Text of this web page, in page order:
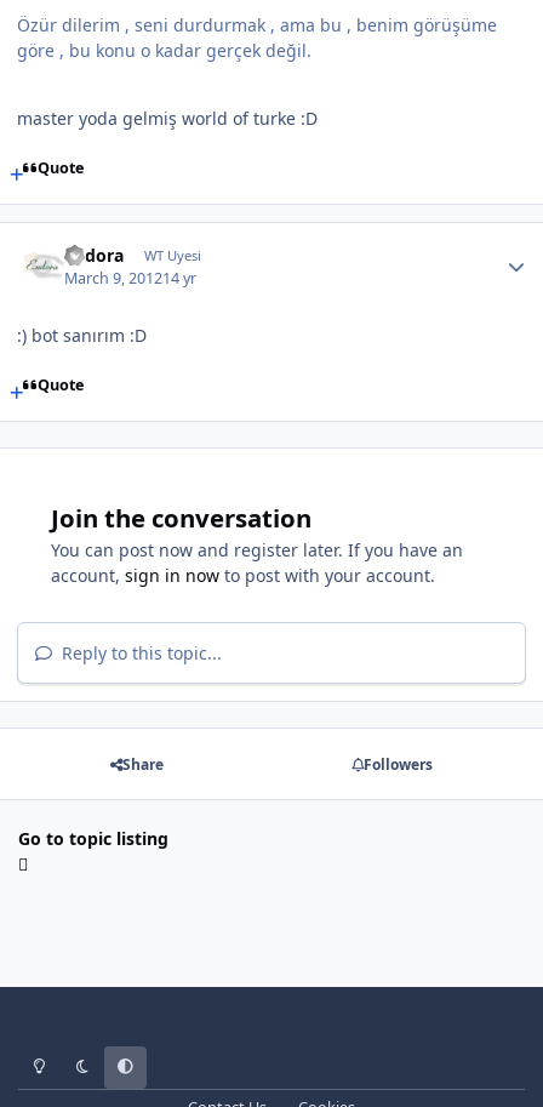
Özür dilerim , seni durdurmak , ama bu , benim görüşüme
göre , bu konu o kadar gerçek değil.
master yoda gelmiş world of turke :D
Quote
Endora WT Uyesi
March 9, 201214 yr
:) bot sanırım :D
Quote
Join the conversation
You can post now and register later. If you have an
account, sign in now to post with your account.
Reply to this topic...
Share Followers
Go to topic listing
Light ModeDark ModeSystem Preference